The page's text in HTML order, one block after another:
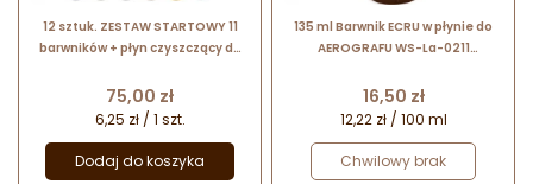
12 sztuk. ZESTAW STARTOWY 11
barwników + płyn czyszczący do
Colours
Cena
75,00 zł
6,25 zł / 1 szt.
Dodaj do koszyka
135 ml Barwnik ECRU w płynie do
AEROGRAFU WS-La-0211
Cena
16,50 zł
12,22 zł / 100 ml
Chwilowy brak